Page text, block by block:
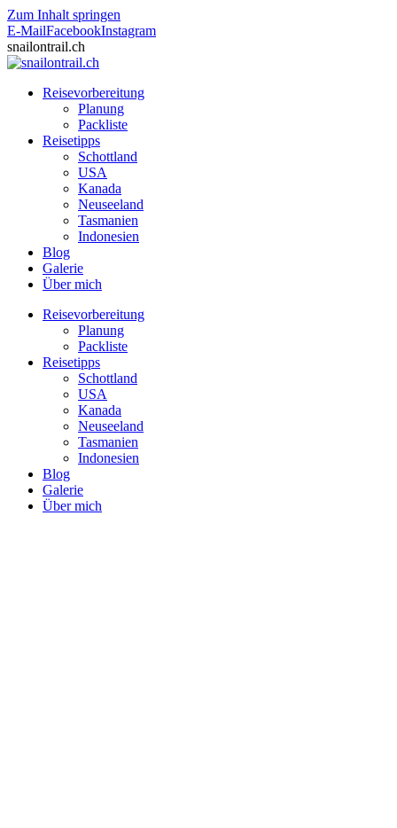
Zum Inhalt springen
E-MailFacebookInstagram
snailontrail.ch
Reisevorbereitung
Planung
Packliste
Reisetipps
Schottland
USA
Kanada
Neuseeland
Tasmanien
Indonesien
Blog
Galerie
Über mich
Reisevorbereitung
Planung
Packliste
Reisetipps
Schottland
USA
Kanada
Neuseeland
Tasmanien
Indonesien
Blog
Galerie
Über mich